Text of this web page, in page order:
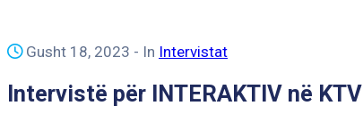
Gusht 18, 2023 - In Intervistat
Intervistë për INTERAKTIV në KTV